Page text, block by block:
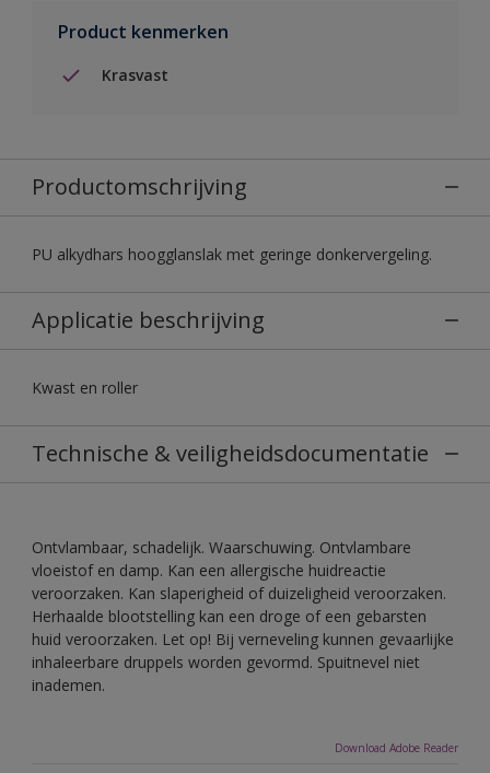
Product kenmerken
Krasvast
Productomschrijving
PU alkydhars hoogglanslak met geringe donkervergeling.
Applicatie beschrijving
Kwast en roller
Technische & veiligheidsdocumentatie
Ontvlambaar, schadelijk. Waarschuwing. Ontvlambare
vloeistof en damp. Kan een allergische huidreactie
veroorzaken. Kan slaperigheid of duizeligheid veroorzaken.
Herhaalde blootstelling kan een droge of een gebarsten
huid veroorzaken. Let op! Bij verneveling kunnen gevaarlijke
inhaleerbare druppels worden gevormd. Spuitnevel niet
inademen.
Download Adobe Reader